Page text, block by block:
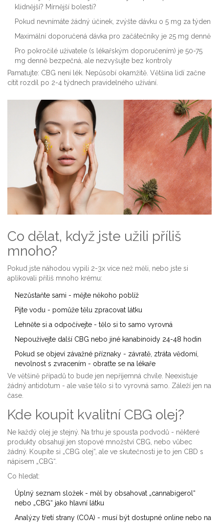
klidnější? Mírnější bolesti?
Pokud nevnímáte žádný účinek, zvýšte dávku o 5 mg za týden
Maximální doporučená dávka pro začátečníky je 25 mg denně
Pro pokročilé uživatele (s lékařským doporučením) je 50-75
mg denně bezpečná, ale nezvyšujte bez kontroly
Pamatujte: CBG není lék. Nepůsobí okamžitě. Většina lidí začne
cítit rozdíl po 2-4 týdnech pravidelného užívání.
Co dělat, když jste užili příliš
mnoho?
Pokud jste náhodou vypili 2-3x více než měli, nebo jste si
aplikovali příliš mnoho krému:
Nezůstaňte sami - mějte někoho poblíž
Pijte vodu - pomůže tělu zpracovat látku
Lehněte si a odpočívejte - tělo si to samo vyrovná
Nepoužívejte další CBG nebo jiné kanabinoidy 24-48 hodin
Pokud se objeví závažné příznaky - závratě, ztráta vědomí,
nevolnost s zvracením - obraťte se na lékaře
Ve většině případů to bude jen nepříjemná chvíle. Neexistuje
žádný antidotum - ale vaše tělo si to vyrovná samo. Záleží jen na
čase.
Kde koupit kvalitní CBG olej?
Ne každý olej je stejný. Na trhu je spousta podvodů - některé
produkty obsahují jen stopové množství CBG, nebo vůbec
žádný. Koupíte si „CBG olej“, ale ve skutečnosti je to jen CBD s
nápisem „CBG“.
Co hledat:
Úplný seznam složek - měl by obsahovat „cannabigerol“
nebo „CBG“ jako hlavní látku
Analýzy třetí strany (COA) - musí být dostupné online nebo na